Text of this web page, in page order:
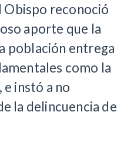
Obispo reconoció
aporte que la
población entrega
como la
e instó a no
la delincuencia de